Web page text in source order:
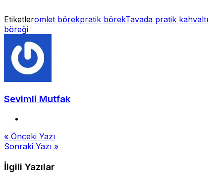
Etiketleromlet börekpratik börekTavada pratik kahvaltı
böreği
Sevimli Mutfak
Yazı
gezinmesi
« Önceki Yazı
Sonraki Yazı »
İlgili Yazılar